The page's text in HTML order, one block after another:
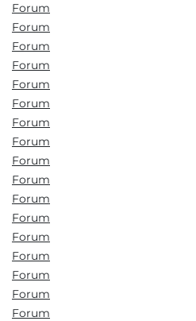
Forum
Forum
Forum
Forum
Forum
Forum
Forum
Forum
Forum
Forum
Forum
Forum
Forum
Forum
Forum
Forum
Forum